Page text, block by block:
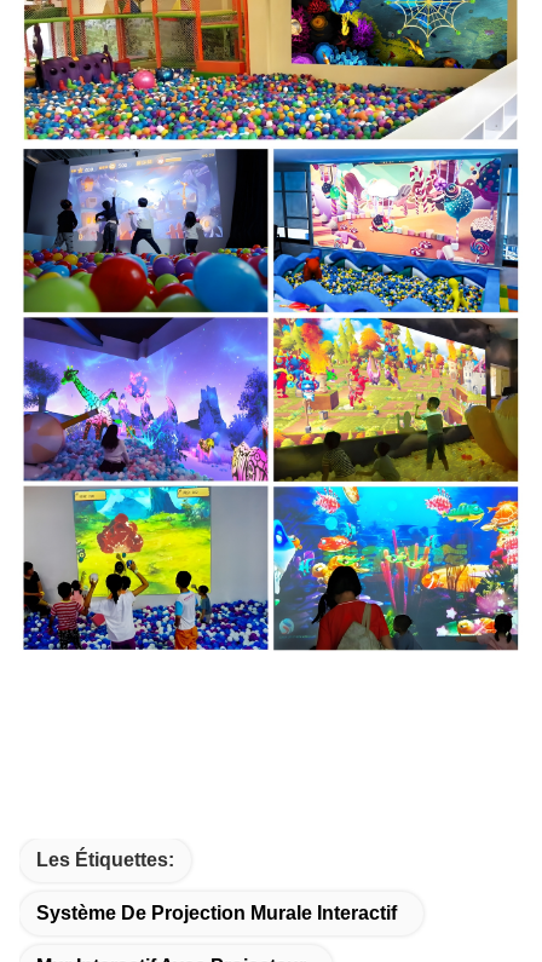
Les Étiquettes:
Système De Projection Murale Interactif